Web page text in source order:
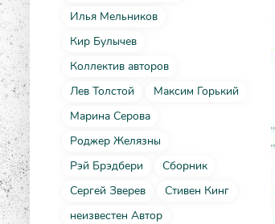
Илья Мельников
Кир Булычев
Коллектив авторов
Лев Толстой
Максим Горький
Марина Серова
Роджер Желязны
Рэй Брэдбери
Сборник
Сергей Зверев
Стивен Кинг
неизвестен Автор